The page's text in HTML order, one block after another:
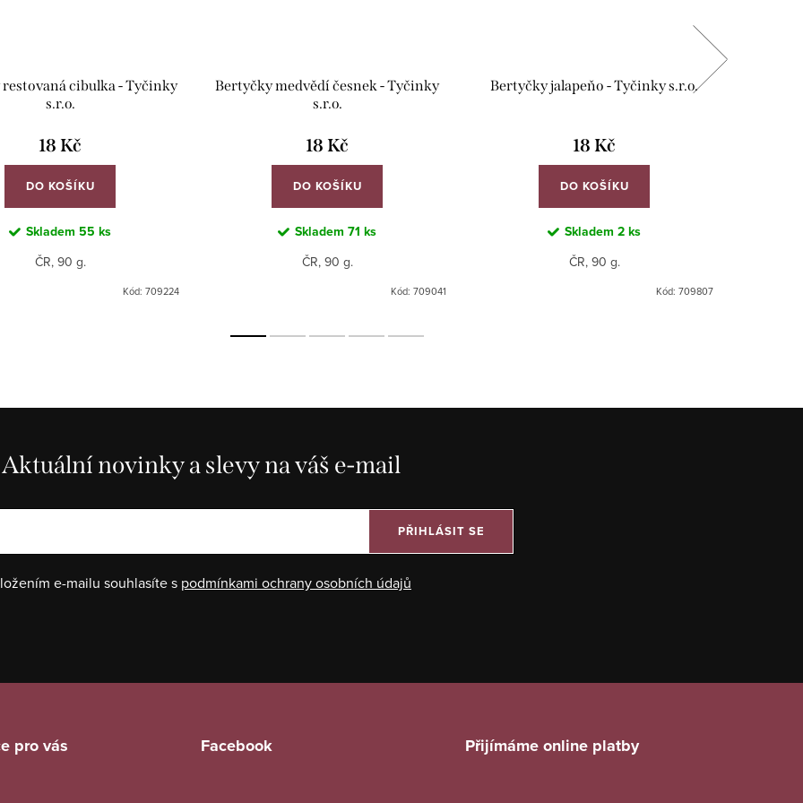
cibulka - Tyčinky
s.r.o.
18 Kč
DO KOŠÍKU
Skladem 55 ks
ČR, 90 g.
Kód: 709224
Bertyčky medvědí česnek - Tyčinky
s.r.o.
18 Kč
DO KOŠÍKU
Skladem 71 ks
ČR, 90 g.
Kód: 709041
Bertyčky jalapeňo - Tyčinky s.r.o.
18 Kč
DO KOŠÍKU
Skladem 2 ks
ČR, 90 g.
Kód: 709807
Aktuální novinky a slevy na váš e-mail
e-mailu souhlasíte s podmínkami ochrany osobních údajů
PŘIHLÁSIT SE
pro vás Facebook Přijímáme online platby